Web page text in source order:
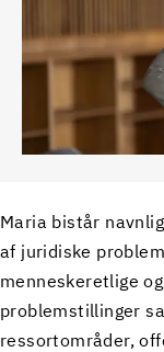
Maria bistår
af juridiske
menneskeretlige
problemstillinger
ressortområder,